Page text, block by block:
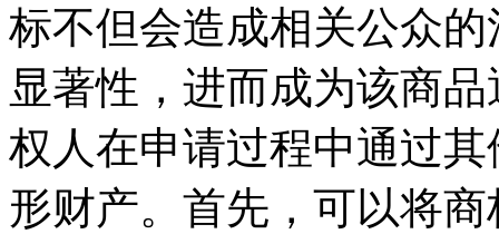
标不但会造成相关公众
显著性，进而成为该商
权人在申请过程中通过
形财产。首先，可以将